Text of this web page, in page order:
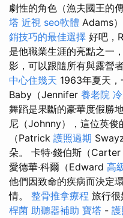
劇性的角色（漁夫國王的
塔 近視 seo軟體 Adams
銷技巧的最佳選擇 好吧，
是他職業生涯的亮點之一
影，可以跟隨所有與露營
中心住幾天 1963年夏天
Baby（Jennifer 養老院
舞蹈是果斷的豪華度假勝
尼（Johnny），這位英俊
（Patrick 護照過期
朵。 卡特·錢伯斯（Carter
愛德華·科爾（Edward 高
他們因致命的疾病而決定
情。 整骨推拿療程 旅行
桿菌 助聽器補助 寶塔 -